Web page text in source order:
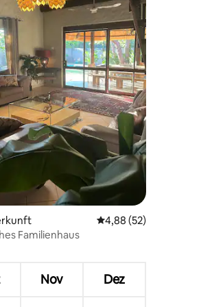
4,8 von 5, 15 Bewertungen
Durchschnittliche
4,88 (52)
Familienhaus
Nov Dez